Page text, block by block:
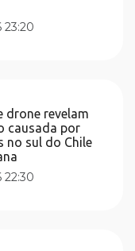
drone revelam
causada por
no sul do Chile